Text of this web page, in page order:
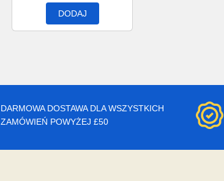
DODAJ
DARMOWA DOSTAWA DLA WSZYSTKICH
ZAMÓWIEŃ POWYŻEJ £50